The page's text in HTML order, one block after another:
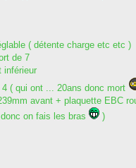
( détente charge etc etc )
de 7
inférieur
( qui ont ... 20ans donc mort
avant + plaquette EBC
on fais les bras
)